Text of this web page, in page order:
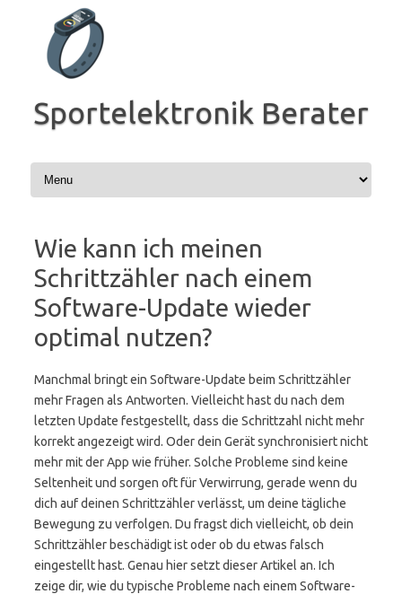
springen
Sportelektronik Berater
Wie kann ich meinen
Schrittzähler nach einem
Software-Update wieder
optimal nutzen?
Manchmal bringt ein Software-Update beim Schrittzähler
mehr Fragen als Antworten. Vielleicht hast du nach dem
letzten Update festgestellt, dass die Schrittzahl nicht mehr
korrekt angezeigt wird. Oder dein Gerät synchronisiert nicht
mehr mit der App wie früher. Solche Probleme sind keine
Seltenheit und sorgen oft für Verwirrung, gerade wenn du
dich auf deinen Schrittzähler verlässt, um deine tägliche
Bewegung zu verfolgen. Du fragst dich vielleicht, ob dein
Schrittzähler beschädigt ist oder ob du etwas falsch
eingestellt hast. Genau hier setzt dieser Artikel an. Ich
zeige dir, wie du typische Probleme nach einem Software-